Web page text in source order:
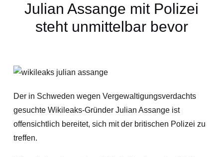
Julian Assange mit Polizei
steht unmittelbar bevor
Der in Schweden wegen Vergewaltigungsverdachts
gesuchte Wikileaks-Gründer Julian Assange ist
offensichtlich bereitet, sich mit der britischen Polizei zu
treffen.